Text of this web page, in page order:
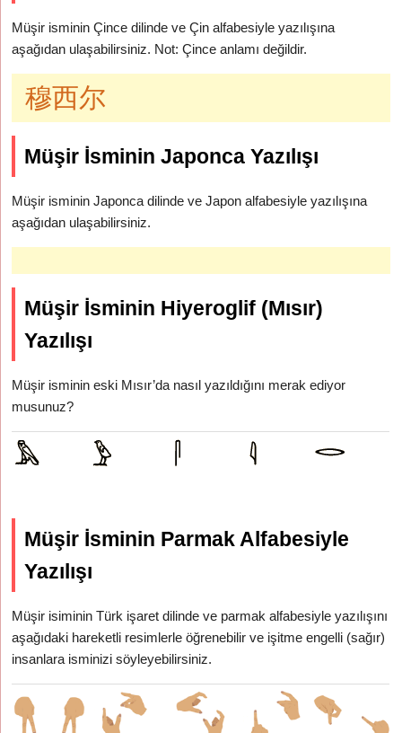
Müşir isminin Çince dilinde ve Çin alfabesiyle yazılışına
aşağıdan ulaşabilirsiniz. Not: Çince anlamı değildir.
穆西尔
Müşir İsminin Japonca Yazılışı
Müşir isminin Japonca dilinde ve Japon alfabesiyle yazılışına
aşağıdan ulaşabilirsiniz.
Müşir İsminin Hiyeroglif (Mısır)
Yazılışı
Müşir isminin eski Mısır’da nasıl yazıldığını merak ediyor
musunuz?
Müşir İsminin Parmak Alfabesiyle
Yazılışı
Müşir isiminin Türk işaret dilinde ve parmak alfabesiyle yazılışını
aşağıdaki hareketli resimlerle öğrenebilir ve işitme engelli (sağır)
insanlara isminizi söyleyebilirsiniz.